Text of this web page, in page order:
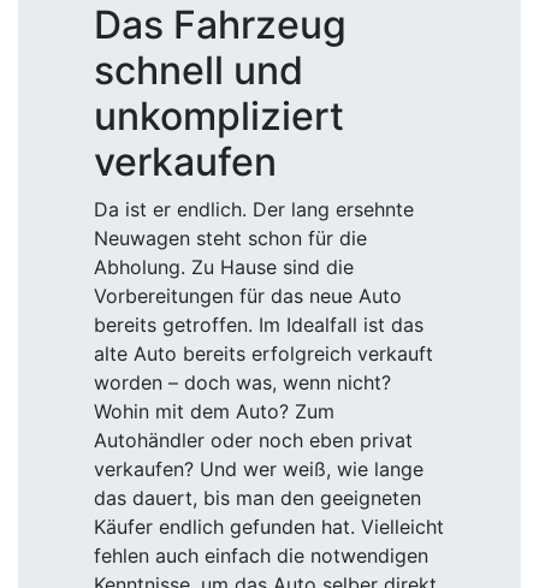
Das Fahrzeug
schnell und
unkompliziert
verkaufen
Da ist er endlich. Der lang ersehnte
Neuwagen steht schon für die
Abholung. Zu Hause sind die
Vorbereitungen für das neue Auto
bereits getroffen. Im Idealfall ist das
alte Auto bereits erfolgreich verkauft
worden – doch was, wenn nicht?
Wohin mit dem Auto? Zum
Autohändler oder noch eben privat
verkaufen? Und wer weiß, wie lange
das dauert, bis man den geeigneten
Käufer endlich gefunden hat. Vielleicht
fehlen auch einfach die notwendigen